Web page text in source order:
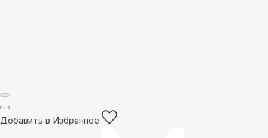
Добавить в Избранное